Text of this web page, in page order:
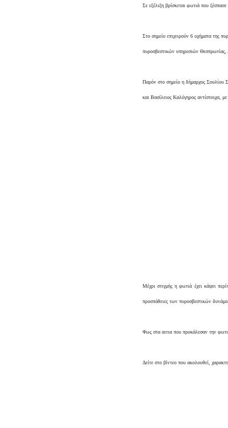
Σε εξέλιξη βρίσκεται φωτιά που
Στο σημείο επιχειρούν 6 οχήματα της
πυροσβεστικών υπηρεσιών Θεσπρωτίας,
Παρόν στο σημείο η δήμαρχος Σουλίου
και Βασίλειος Καλόγηρος αντίστοιχα,
Μέχρι στιγμής η φωτιά έχει κάψει
προσπάθειες των πυροσβεστικών
Φως στα αιτια που προκάλεσαν την
Δείτε στο βίντεο που ακολουθεί,